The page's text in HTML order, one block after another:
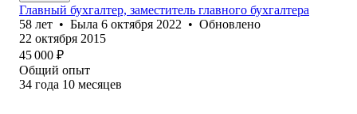
Главный бухгалтер, заместитель главного бухгалтера
58 лет • Была 6 октября 2022 • Обновлено
22 октября 2015
45 000 ₽
Общий опыт
34 года 10 месяцев